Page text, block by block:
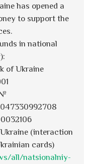
has opened a
to support the
in national
of Ukraine
(interaction
cards)
all/natsionalniy-